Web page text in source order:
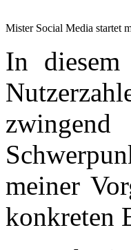
Mister Social Media startet
In diesem
meiner
konkreten